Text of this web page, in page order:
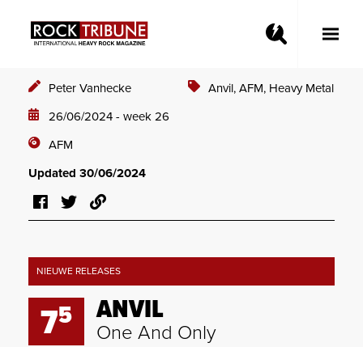
Toggle
Peter Vanhecke
26/06/2024 - week 26
AFM
Anvil, AFM, Heavy Metal
Updated 30/06/2024
NIEUWE RELEASES
75 ANVIL
One And Only